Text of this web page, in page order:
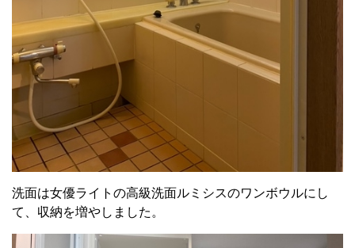
洗面は女優ライトの高級洗面ルミシスのワンボウルにし
て、収納を増やしました。